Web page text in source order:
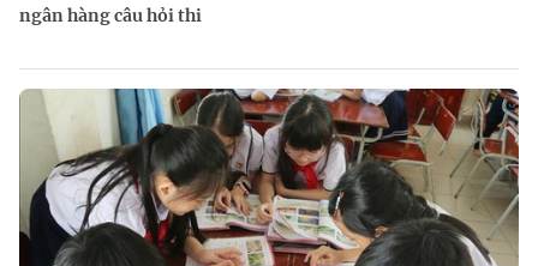
ngân hàng câu hỏi thi